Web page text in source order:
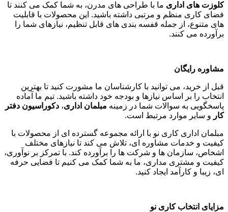
کلوزت های اداری ما با طراحی های مدرن، به شما کمک می کنند تا
فضای کاری منظم و مرتبی داشته باشید. این محصولات با قابلیت
های متنوع، از جمله قفسه بندی های قابل تنظیم، نیازهای شما را
برآورده می کنند.
مشاوره رایگان
قبل از خرید، می توانید با کارشناسان ما مشورت کنید تا بهترین
انتخاب را بر اساس نیازها و بودجه خود داشته باشید. تیم ما آماده
پاسخگویی به سوالات شما در زمینه مبلمان اداری، دکوراسیون دفتر
کار و سایر موارد مرتبط است.
مبلمان اداری کاری نو با ارائه مجموعه گسترده ای از محصولات با
کیفیت و خدمات مشاوره ای، تلاش می کند تا نیازهای مختلف
اشخاص، سازمان ها و شرکت ها را برآورده کند. با تمرکز بر نوآوری،
کیفیت و مشتری مداری، ما به شما کمک می کنیم تا فضایی حرفه
ای، زیبا و کارآمد ایجاد کنید.
مزایای انتخاب کاری نو